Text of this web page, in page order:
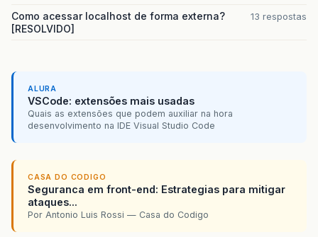
Como acessar localhost de forma externa?
[RESOLVIDO]
13 respostas
ALURA
VSCode: extensões mais usadas
Quais as extensões que podem auxiliar na hora
desenvolvimento na IDE Visual Studio Code
CASA DO CODIGO
Seguranca em front-end: Estrategias para mitigar
ataques...
Por Antonio Luis Rossi — Casa do Codigo